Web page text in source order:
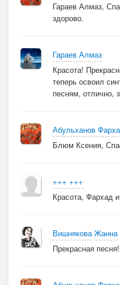
Гараев Алмаз,
здорово.
Гараев Алмаз
Красота!
теперь освоил
песням, отлично,
Абульханов
Блюм Ксения,
+++ +++
Красота, Фархад
Вишнякова Жанна
Прекрасная